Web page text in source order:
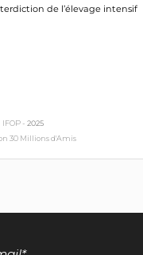
de l’élevage intensif
IFOP - 2025
30 Millions d'Amis